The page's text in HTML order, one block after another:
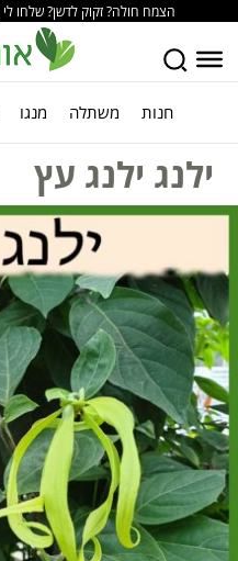
הצמח חולה? זקוק לדשן? שלחו לי
חנות משתלה מנגו
ילנג ילנג עץ